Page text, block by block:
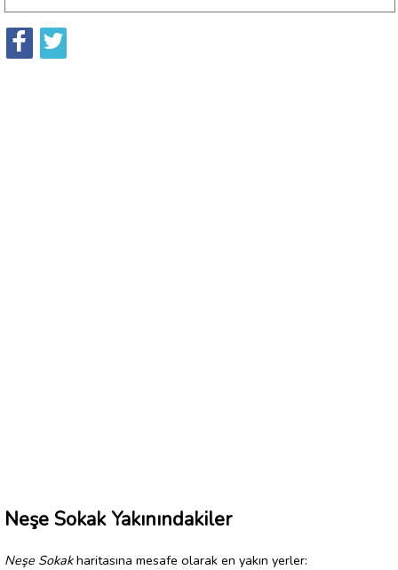
Neşe Sokak Yakınındakiler
Neşe Sokakharitasına mesafe olarak en yakın yerler: